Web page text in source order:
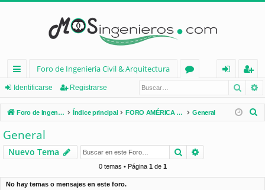
nl
ac
es
rá
pi
d
Foro de Ingenieria Civil & Arquitectura
os
nt
ifi
e
eg
ist
ra
Identificarse Registrarse
Foro de Ingenieria Civil & Arquitectura Índice principal FORO AMÉRICA LATINA General
r
General
Nuevo Tema Buscar
0 temas • Página 1de 1
No hay temas o mensajes en este foro.